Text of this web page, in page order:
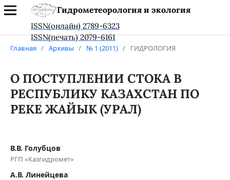
Гидрометеорология и экология
ISSN(онлайн) 2789-6323
ISSN(печать) 2079-6161
Главная / Архивы / № 1 (2011) / ГИДРОЛОГИЯ
О ПОСТУПЛЕНИИ СТОКА В
РЕСПУБЛИКУ КАЗАХСТАН ПО
РЕКЕ ЖАЙЫК (УРАЛ)
В.В. Голубцов
РГП «Казгидромет»
А.В. Линейцева